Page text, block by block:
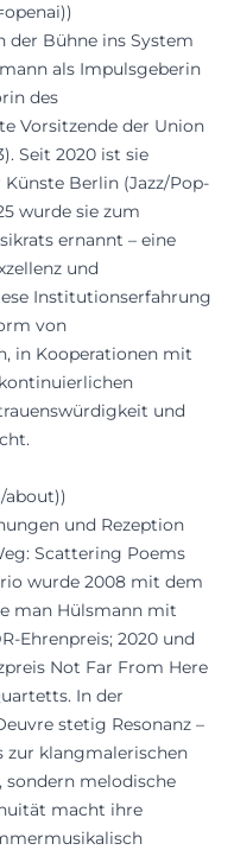
der Bühne ins System
als Impulsgeberin
des
Vorsitzende der Union
Seit 2020 ist sie
Berlin (Jazz/Pop-
wurde sie zum
ernannt – eine
und
Institutionserfahrung
von
in Kooperationen mit
und
about))
und Rezeption
Scattering Poems
wurde 2008 mit dem
man Hülsmann mit
Ehrenpreis; 2020 und
Not Far From Here
In der
stetig Resonanz –
zur klangmalerischen
sondern melodische
macht ihre